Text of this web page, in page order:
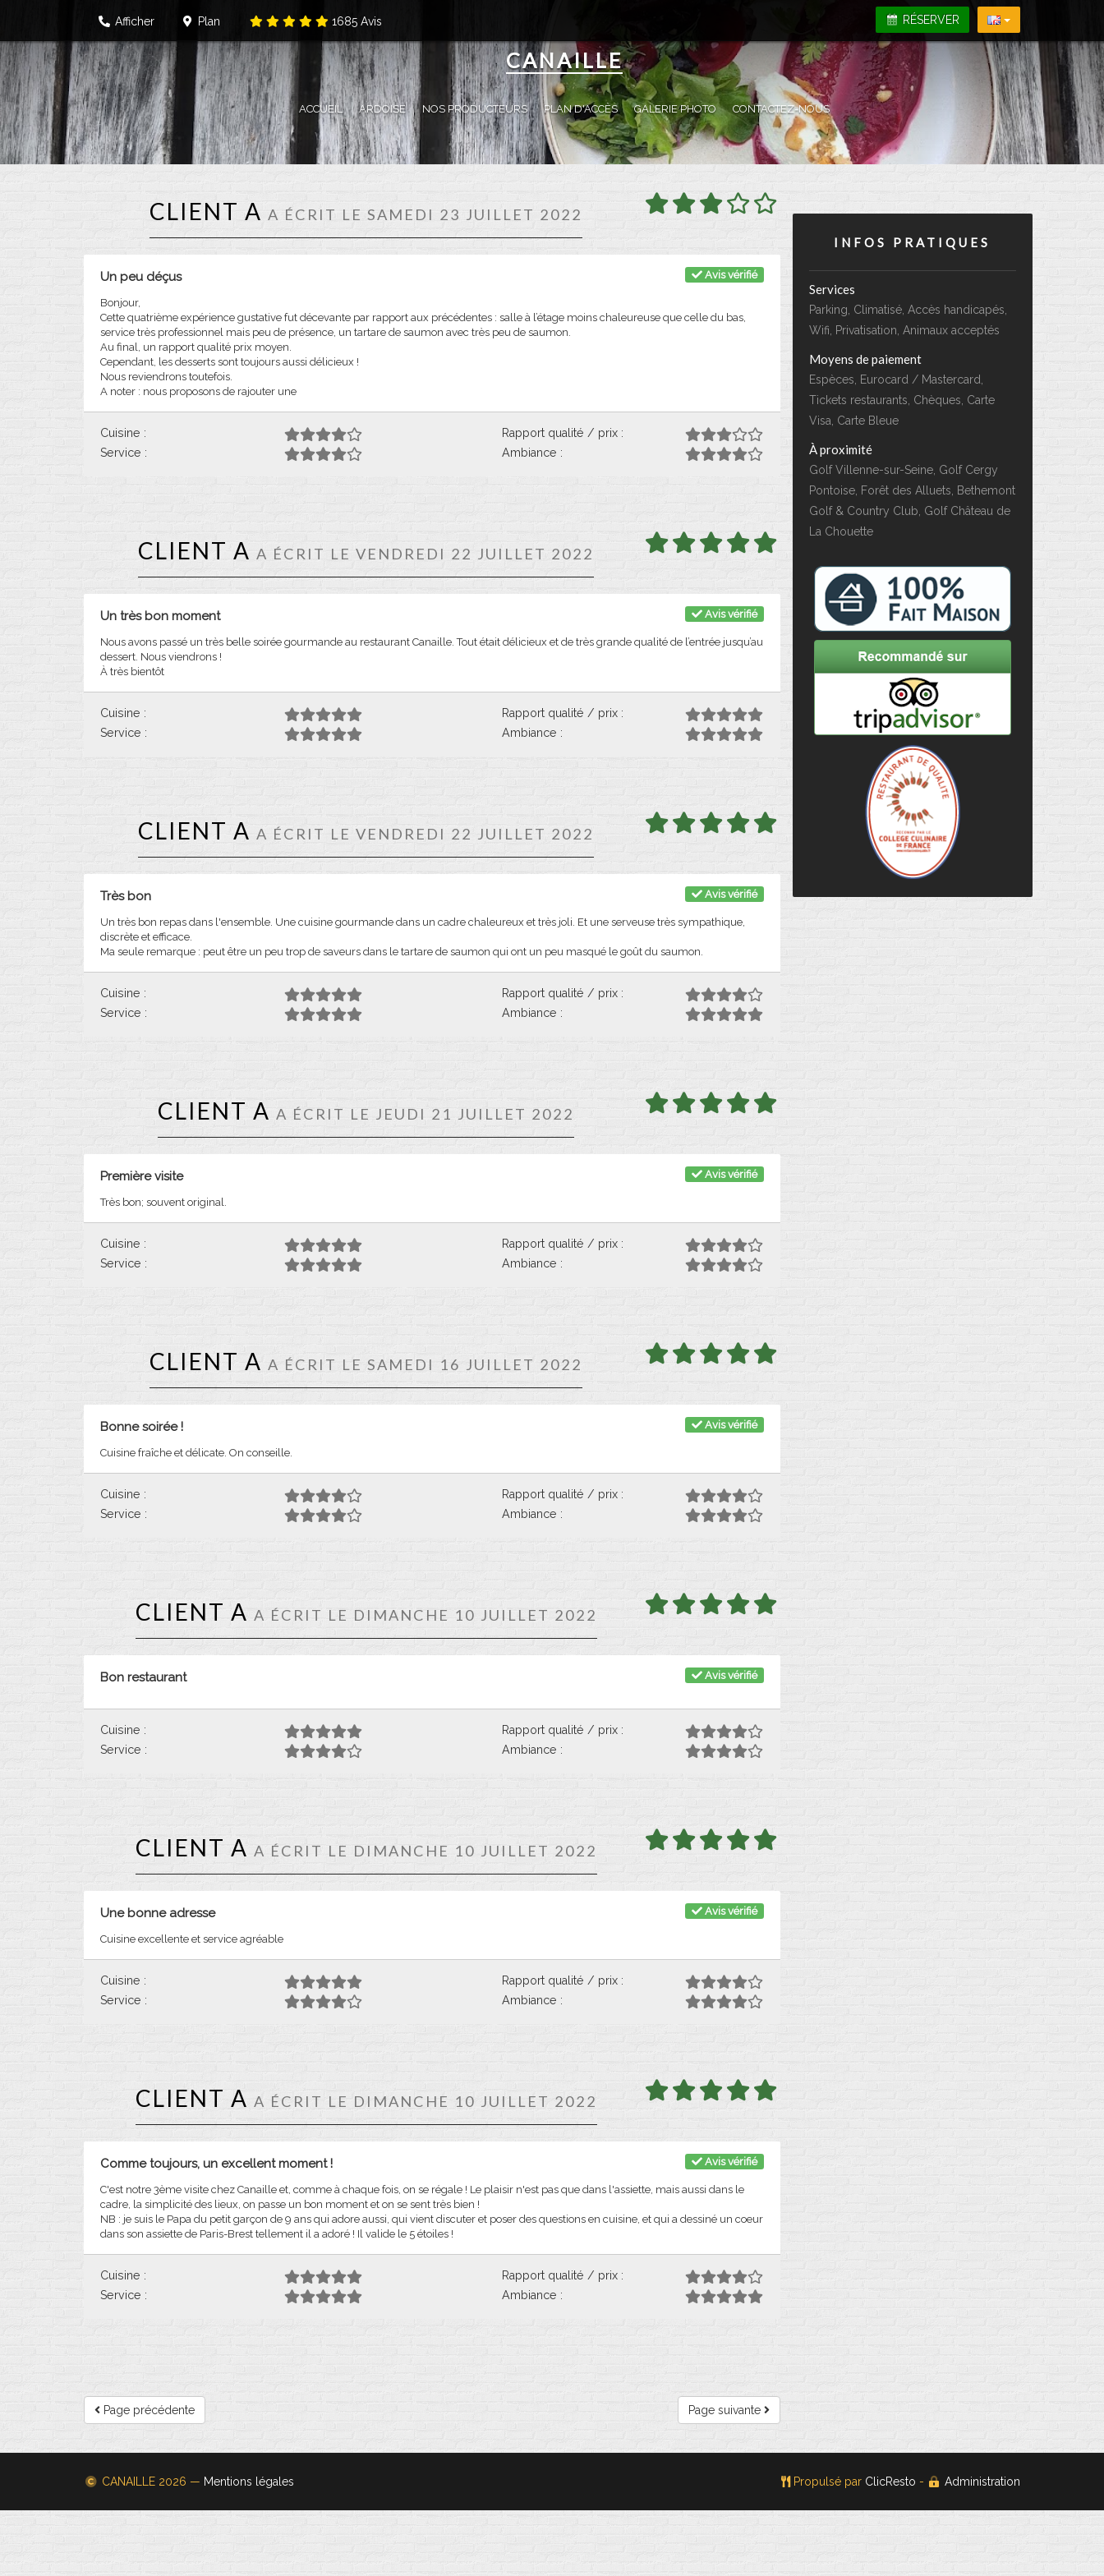
RÉSERVER
Afficher Plan 1685 Avis
CANAILLE
ACCUEIL ARDOISE NOS PRODUCTEURS PLAN D'ACCÈS GALERIE PHOTO CONTACTEZ-NOUS
CLIENT A A ÉCRIT LE SAMEDI 23 JUILLET 2022
Avis vérifié
Un peu déçus
Bonjour,
Cette quatrième expérience gustative fut décevante par rapport aux précédentes : salle à l’étage moins chaleureuse que celle du bas,
service très professionnel mais peu de présence, un tartare de saumon avec très peu de saumon.
Au final, un rapport qualité prix moyen.
Cependant, les desserts sont toujours aussi délicieux !
Nous reviendrons toutefois.
A noter : nous proposons de rajouter une
Cuisine :
Rapport qualité / prix :
Service :
Ambiance :
CLIENT A A ÉCRIT LE VENDREDI 22 JUILLET 2022
Avis vérifié
Un très bon moment
Nous avons passé un très belle soirée gourmande au restaurant Canaille. Tout était délicieux et de très grande qualité de l’entrée jusqu’au
dessert. Nous viendrons !
À très bientôt
Cuisine :
Rapport qualité / prix :
Service :
Ambiance :
CLIENT A A ÉCRIT LE VENDREDI 22 JUILLET 2022
Avis vérifié
Très bon
Un très bon repas dans l'ensemble. Une cuisine gourmande dans un cadre chaleureux et très joli. Et une serveuse très sympathique,
discrète et efficace.
Ma seule remarque : peut être un peu trop de saveurs dans le tartare de saumon qui ont un peu masqué le goût du saumon.
Cuisine :
Rapport qualité / prix :
Service :
Ambiance :
CLIENT A A ÉCRIT LE JEUDI 21 JUILLET 2022
Avis vérifié
Première visite
Très bon; souvent original.
Cuisine :
Rapport qualité / prix :
Service :
Ambiance :
CLIENT A A ÉCRIT LE SAMEDI 16 JUILLET 2022
Avis vérifié
Bonne soirée !
Cuisine fraîche et délicate. On conseille.
Cuisine :
Rapport qualité / prix :
Service :
Ambiance :
CLIENT A A ÉCRIT LE DIMANCHE 10 JUILLET 2022
Avis vérifié
Bon restaurant
Cuisine :
Rapport qualité / prix :
Service :
Ambiance :
CLIENT A A ÉCRIT LE DIMANCHE 10 JUILLET 2022
Avis vérifié
Une bonne adresse
Cuisine excellente et service agréable
Cuisine :
Rapport qualité / prix :
Service :
Ambiance :
CLIENT A A ÉCRIT LE DIMANCHE 10 JUILLET 2022
Avis vérifié
Comme toujours, un excellent moment !
C'est notre 3ème visite chez Canaille et, comme à chaque fois, on se régale ! Le plaisir n'est pas que dans l'assiette, mais aussi dans le
cadre, la simplicité des lieux, on passe un bon moment et on se sent très bien !
NB : je suis le Papa du petit garçon de 9 ans qui adore aussi, qui vient discuter et poser des questions en cuisine, et qui a dessiné un coeur
dans son assiette de Paris-Brest tellement il a adoré ! Il valide le 5 étoiles !
Cuisine :
Rapport qualité / prix :
Service :
Ambiance :
Page suivante
Page précédente
INFOS PRATIQUES
Services
Parking, Climatisé, Accès handicapés,
Wifi, Privatisation, Animaux acceptés
Moyens de paiement
Espèces, Eurocard / Mastercard,
Tickets restaurants, Chèques, Carte
Visa, Carte Bleue
À proximité
Golf Villenne-sur-Seine, Golf Cergy
Pontoise, Forêt des Alluets, Bethemont
Golf & Country Club, Golf Château de
La Chouette
CANAILLE2026 — Mentions légales Propulsé par ClicResto - Administration